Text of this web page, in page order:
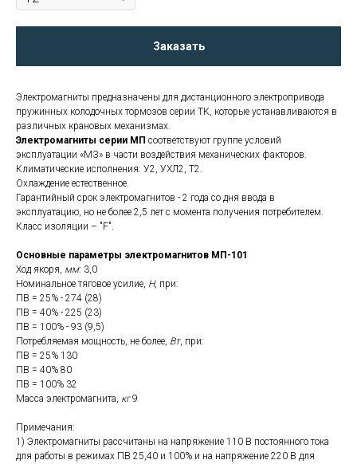
Заказать
Электромагниты предназначены для дистанционного электропривода
пружинных колодочных тормозов серии ТК, которые устанавливаются в
различных крановых механизмах.
Электромагниты серии МП соответствуют группе условий
эксплуатации «МЗ» в части воздействия механических факторов.
Климатические исполнения: У2, УХЛ2, Т2.
Охлаждение естественное.
Гарантийный срок электромагнитов - 2 года со дня ввода в
эксплуатацию, но не более 2,5 лет с момента получения потребителем.
Класс изоляции – "F".
Основные параметры электромагнитов МП-101
Ход якоря, мм: 3,0
Номинальное тяговое усилие, Н, при:
ПВ = 25% - 274 (28)
ПВ = 40% - 225 (23)
ПВ = 100% - 93 (9,5)
Потребляемая мощность, не более, Вт, при:
ПВ = 25% 130
ПВ = 40% 80
ПВ = 100% 32
Масса электромагнита, кг9
Примечания:
1) Электромагниты рассчитаны на напряжение 110 В постоянного тока
для работы в режимах ПВ 25,40 и 100% и на напряжение 220 В для